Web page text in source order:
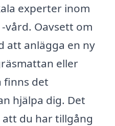
experter inom
vård. Oavsett om
att anlägga en ny
eller
finns det
hjälpa dig. Det
du har tillgång